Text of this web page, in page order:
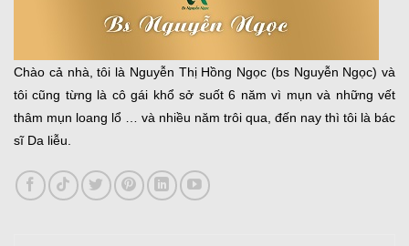
Chào cả nhà, tôi là Nguyễn Thị Hồng Ngọc (bs Nguyễn Ngọc) và
tôi cũng từng là cô gái khổ sở suốt 6 năm vì mụn và những vết
thâm mụn loang lổ … và nhiều năm trôi qua, đến nay thì tôi là bác
sĩ Da liễu.